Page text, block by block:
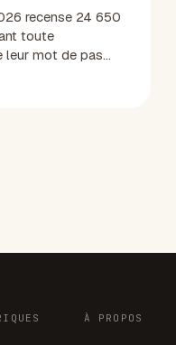
recense 24 650
toute
leur mot de pas…
À PROPOS